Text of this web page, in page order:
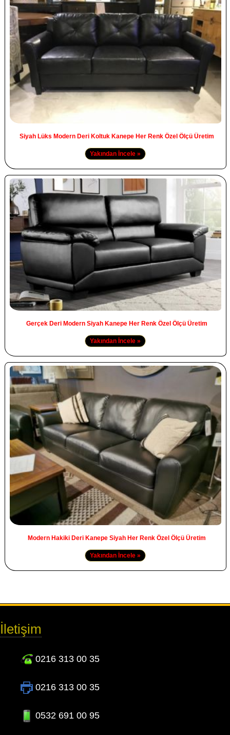
Siyah Lüks Modern Deri Koltuk Kanepe Her Renk Özel Ölçü Üretim
Yakından İncele »
Gerçek Deri Modern Siyah Kanepe Her Renk Özel Ölçü Üretim
Yakından İncele »
Modern Hakiki Deri Kanepe Siyah Her Renk Özel Ölçü Üretim
Yakından İncele »
İletişim
0216 313 00 35
0216 313 00 35
0532 691 00 95